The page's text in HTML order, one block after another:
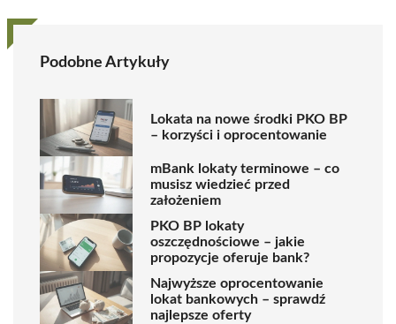
Podobne Artykuły
Lokata na nowe środki PKO BP
– korzyści i oprocentowanie
mBank lokaty terminowe – co
musisz wiedzieć przed
założeniem
PKO BP lokaty
oszczędnościowe – jakie
propozycje oferuje bank?
Najwyższe oprocentowanie
lokat bankowych – sprawdź
najlepsze oferty